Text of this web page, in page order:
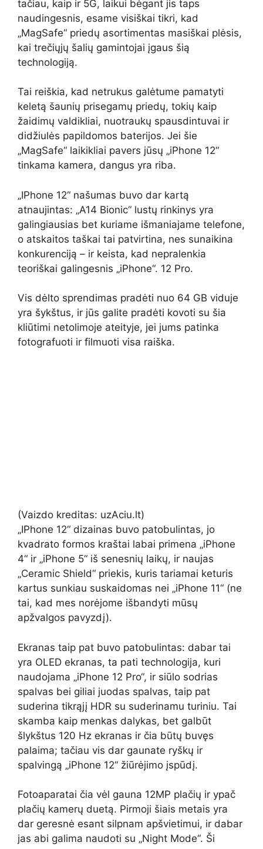
tačiau, kaip ir 5G, laikui bėgant jis taps
naudingesnis, esame visiškai tikri, kad
„MagSafe“ priedų asortimentas masiškai plėsis,
kai trečiųjų šalių gamintojai įgaus šią
technologiją.
Tai reiškia, kad netrukus galėtume pamatyti
keletą šaunių prisegamų priedų, tokių kaip
žaidimų valdikliai, nuotraukų spausdintuvai ir
didžiulės papildomos baterijos. Jei šie
„MagSafe“ laikikliai pavers jūsų „iPhone 12“
tinkama kamera, dangus yra riba.
„IPhone 12“ našumas buvo dar kartą
atnaujintas: „A14 Bionic“ lustų rinkinys yra
galingiausias bet kuriame išmaniajame telefone,
o atskaitos taškai tai patvirtina, nes sunaikina
konkurenciją – ir keista, kad nepralenkia
teoriškai galingesnis „iPhone“. 12 Pro.
Vis dėlto sprendimas pradėti nuo 64 GB viduje
yra šykštus, ir jūs galite pradėti kovoti su šia
kliūtimi netolimoje ateityje, jei jums patinka
fotografuoti ir filmuoti visa raiška.
(Vaizdo kreditas: uzAciu.lt)
„IPhone 12“ dizainas buvo patobulintas, jo
kvadrato formos kraštai labai primena „iPhone
4“ ir „iPhone 5“ iš senesnių laikų, ir naujas
„Ceramic Shield“ priekis, kuris tariamai keturis
kartus sunkiau suskaidomas nei „iPhone 11“ (ne
tai, kad mes norėjome išbandyti mūsų
apžvalgos pavyzdį).
Ekranas taip pat buvo patobulintas: dabar tai
yra OLED ekranas, ta pati technologija, kuri
naudojama „iPhone 12 Pro“, ir siūlo sodrias
spalvas bei giliai juodas spalvas, taip pat
suderina tikrąjį HDR su suderinamu turiniu. Tai
skamba kaip menkas dalykas, bet galbūt
šlykštus 120 Hz ekranas ir čia būtų buvęs
palaima; tačiau vis dar gaunate ryškų ir
spalvingą „iPhone 12“ žiūrėjimo įspūdį.
Fotoaparatai čia vėl gauna 12MP plačių ir ypač
plačių kamerų duetą. Pirmoji šiais metais yra
dar geresnė esant silpnam apšvietimui, ir dabar
jas abi galima naudoti su „Night Mode“. Ši